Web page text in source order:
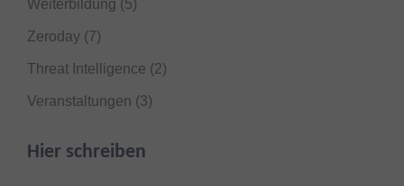
Weiterbildung (5)
Zeroday (7)
Threat Intelligence (2)
Veranstaltungen (3)
Hier schreiben